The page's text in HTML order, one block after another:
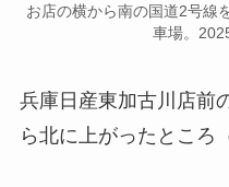
お店の横から南の国道2号線
車場。
兵庫日産東加古川店前
ら北に上がったところ